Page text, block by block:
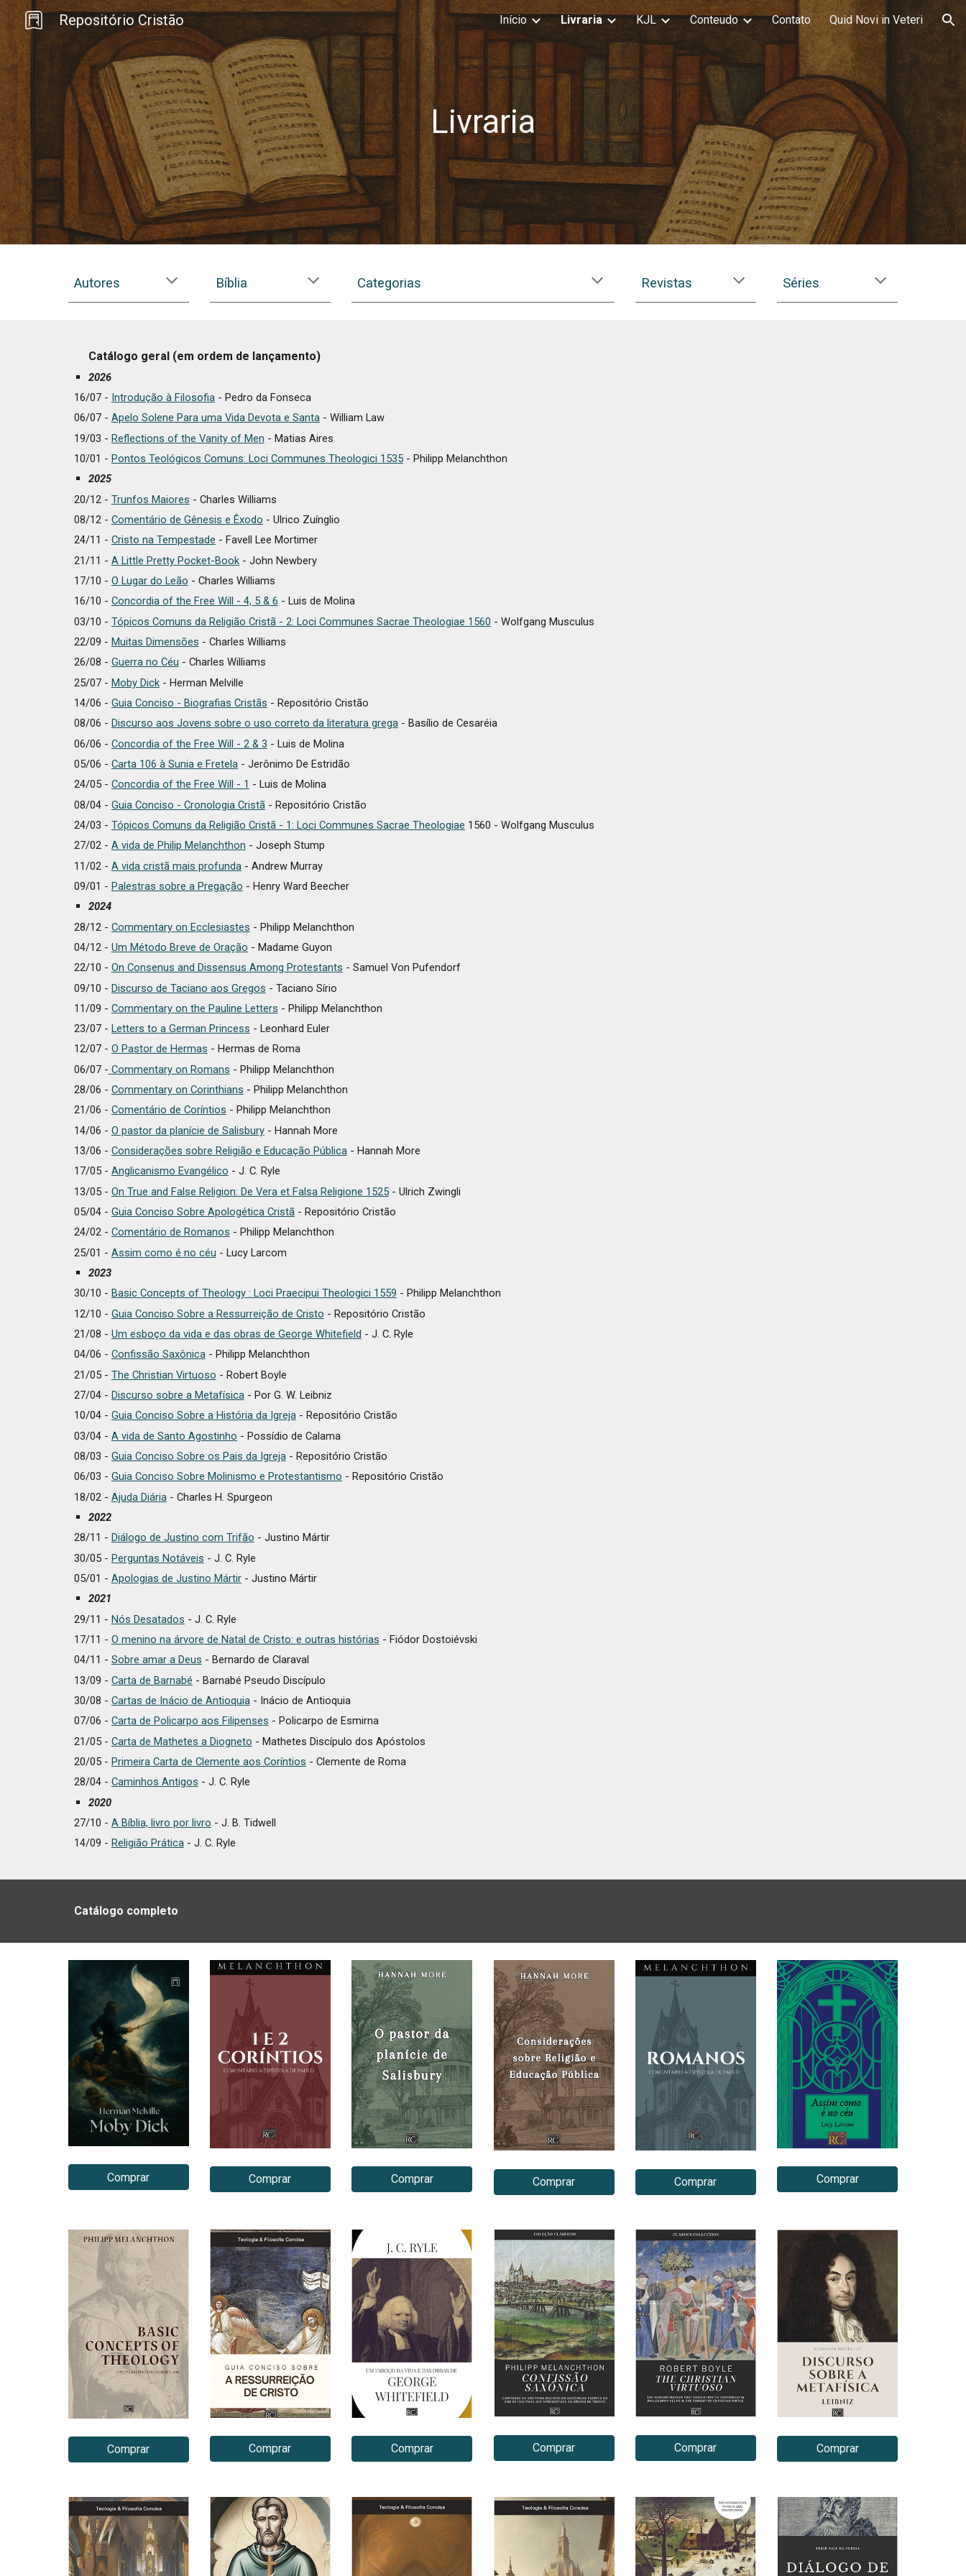
Skip to main content Skip to navigation
Repositório Cristão Início Livraria KJL Conteudo Contato Quid Novi in Veteri
Livraria
Autores Bíblia Categorias Revistas Séries
Catálogo geral (em ordem de lançamento)
2026
16/07 - Introdução à Filosofia- Pedro da Fonseca
06/07 - Apelo Solene Para uma Vida Devota e Santa- William Law
19/03 - Reflections of the Vanity of Men - Matias Aires
10/01 - Pontos Teológicos Comuns: Loci Communes Theologici 1535- Philipp Melanchthon
2025
20/12 - Trunfos Maiores - Charles Williams
08/12 - Comentário de Gênesis e Êxodo - Ulrico Zuínglio
24/1 1 - Cristo na Tempestade - Favell Lee Mortimer
21/11 - A Little Pretty Pocket-Book- John Newbery
17/10 - O Lugar do Leão - Charles Williams
16/10 - Concordia of the Free Will - 4, 5 & 6 - Luis de Molina
03/10 - Tópicos Comuns da Religião Cristã - 2: Loci Communes Sacrae Theologiae 1560 - Wolfgang Musculus
22/09 - Muitas Dimensões - Charles Williams
26/08 - Guerra no Céu - Charles Williams
25/07 - Moby Dick- Herman Melville
14/06 - Guia Conciso - Biografias Cristãs - Repositório Cristão
08/06 - Discurso aos Jovens sobre o uso correto da literatura grega- Basílio de Cesaréia
06/06 - Concordia of the Free Will - 2 & 3 - Luis de Molina
05/06 - Carta 106 à Sunia e Fretela- Jerônimo De Estridão
24/05 - Concordia of the Free Will - 1 - Luis de Molina
08/04 - Guia Conciso - Cronologia Cristã - Repositório Cristão
24/03 - Tópicos Comuns da Religião Cristã - 1: Loci Communes Sacrae Theologiae 1560 - Wolfgang Musculus
27/02 - A vida de Philip Melanchthon - Joseph Stump
11/02 - A vida cristã mais profunda - Andrew Murray
09/01 - Palestras sobre a Pregação - Henry Ward Beecher
2024
28/12 - Commentary on Ecclesiastes - Philipp Melanchthon
04/12 - Um Método Breve de Oração - Madame Guyon
22/10 - On Consenus and Dissensus Among Protestants - Samuel Von Pufendorf
09/10 - Discurso de Taciano aos Gregos - Taciano Sírio
11/09 - Commentary on the Pauline Letters - Philipp Melanchthon
23/07 - Letters to a German Princess - Leonhard Euler
12/07 - O Pastor de Hermas - Hermas de Roma
06/07 - Commentary on Romans - Philipp Melanchthon
28/06 - Commentary on Corinthians - Philipp Melanchthon
21/06 - Comentário de Coríntios - Philipp Melanchthon
14/06 - O pastor da planície de Salisbury- Hannah More
13/06 - Considerações sobre Religião e Educação Pública- Hannah More
17/05 - Anglicanismo Evangélico - J. C. Ryle
13/05 - On True and False Religion: De Vera et Falsa Religione 1525- Ulrich Zwingli
05/04 - Guia Conciso Sobre Apologética Cristã- Repositório Cristão
24/02 - Comentário de Romanos - Philipp Melanchthon
25/01 - Assim como é no céu - Lucy Larcom
2023
30/10 - Basic Concepts of Theology : Loci Praecipui Theologici 1559 - Philipp Melanchthon
12/10 - Guia Conciso Sobre a Ressurreição de Cristo - Repositório Cristão
21/08 - Um esboço da vida e das obras de George Whitefield - J. C. Ryle
04/06 - Confissão Saxônica- Philipp Melanchthon
21/05 - The Christian Virtuoso - Robert Boyle
27/04 - Discurso sobre a Metafísica- Por G. W. Leibniz
10/04 - Guia Conciso Sobre a História da Igreja- Repositório Cristão
03/04 - A vida de Santo Agostinho - Possídio de Calama
08/03 - Guia Conciso Sobre os Pais da Igreja- Repositório Cristão
06/03 - Guia Conciso Sobre Molinismo e Protestantismo - Repositório Cristão
18/02 - Ajuda Diária- Charles H. Spurgeon
2022
28/11 - Diálogo de Justino com Trifão - Justino Mártir
30/05 - Perguntas Notáveis - J. C. Ryle
05/01 - Apologias de Justino Mártir- Justino Mártir
2021
29/11 - Nós Desatados - J. C. Ryle
17/11 - O menino na árvore de Natal de Cristo: e outras histórias - Fiódor Dostoiévski
04/11 - Sobre amar a Deus - Bernardo de Claraval
13/09 - Carta de Barnabé - Barnabé Pseudo Discípulo
30/08 - Cartas de Inácio de Antioquia- Inácio de Antioquia
07/06 - Carta de Policarpo aos Filipenses - Policarpo de Esmirna
21/05 - Carta de Mathetes a Diogneto - Mathetes Discípulo dos Apóstolos
20/05 - Primeira Carta de Clemente aos Coríntios - Clemente de Roma
28/04 - Caminhos Antigos - J. C. Ryle
2020
27/10 - A Bíblia, livro por livro - J. B. Tidwell
14/09 - Religião Prática- J. C. Ryle
Catálogo completo
Comprar Comprar Comprar Comprar Comprar Comprar
Comprar Comprar Comprar Comprar Comprar Comprar